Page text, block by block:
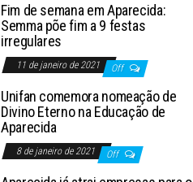
Fim de semana em Aparecida:
Semma põe fim a 9 festas
irregulares
11 de janeiro de 2021 Off
Unifan comemora nomeação de
Divino Eterno na Educação de
Aparecida
8 de janeiro de 2021 Off